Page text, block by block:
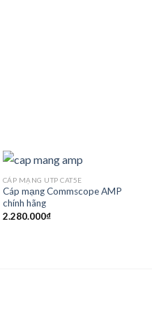
CÁP MẠNG UTP CAT5E
Cáp mạng Commscope AMP
chính hãng
2.280.000₫